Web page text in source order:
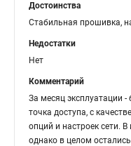
Достоинства
Стабильная прошивка,
Недостатки
Нет
Комментарий
За месяц эксплуатации -
точка доступа, с
опций и настроек сети.
однако в целом